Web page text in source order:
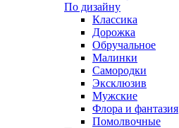
По дизайну
Классика
Дорожка
Обручальное
Малинки
Самородки
Эксклюзив
Мужские
Флора и фантазия
Помолвочные